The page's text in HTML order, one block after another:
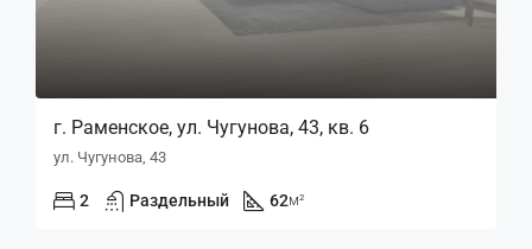
г. Раменское, ул. Чугунова, 43, кв. 6
ул. Чугунова, 43
2 Раздельный 62м²